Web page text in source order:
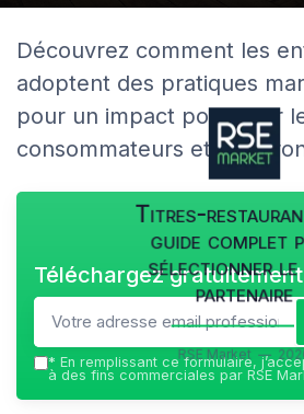
Découvrez comment les
adoptent des pratiques
pour un impact positif sur
consommateurs et
Titres-
guide complet
sélectionner le
partenaire
RSE Market —
Téléchargez
* En remplissant ce formulaire,
à des fins commerciales par RSE